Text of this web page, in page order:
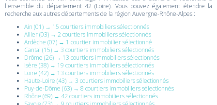
l'ensemble du département 42 (Loire). Vous pouvez également étendre la
recherche aux autres départements de la région Auvergne-Rhône-Alpes :
Ain (01) → 15 courtiers immobiliers sélectionnés
Allier (03) → 2 courtiers immobiliers sélectionnés
Ardèche (07) → 1 courtier immobilier sélectionné
Cantal (15) → 3 courtiers immobiliers sélectionnés
Drôme (26) → 13 courtiers immobiliers sélectionnés
Isère (38) → 19 courtiers immobiliers sélectionnés
Loire (42) → 13 courtiers immobiliers sélectionnés
Haute-Loire (43) → 3 courtiers immobiliers sélectionnés
Puy-de-Dôme (63) → 8 courtiers immobiliers sélectionnés
Rhône (69) → 42 courtiers immobiliers sélectionnés